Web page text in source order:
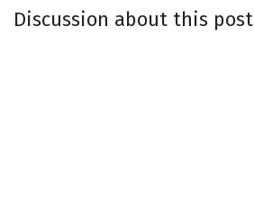
Discussion about this post